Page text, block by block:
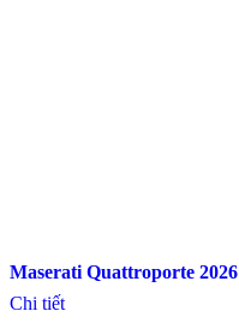
Maserati Quattroporte 2026
Chi tiết